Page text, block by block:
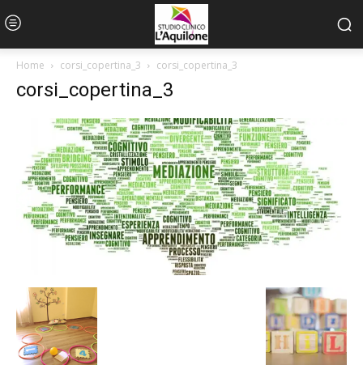
Home corsi_copertina_3 corsi_copertina_3
corsi_copertina_3